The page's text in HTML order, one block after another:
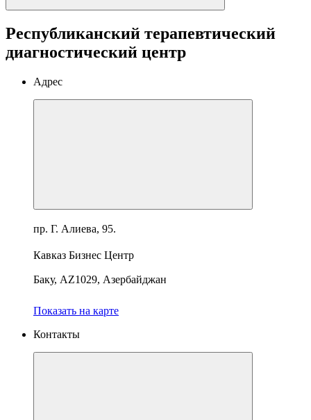
Республиканский терапевтический
диагностический центр
Адрес
пр. Г. Алиева, 95.
Кавказ Бизнес Центр
Баку, AZ1029, Азербайджан
Показать на карте
Контакты